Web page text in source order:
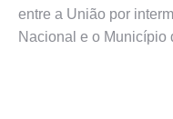
entre a União por
Nacional e o Município